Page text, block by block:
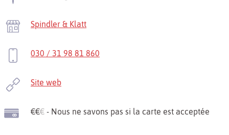
Spindler & Klatt
030 / 31 98 81 860
Site web
€€€ - Nous ne savons pas si la carte est acceptée